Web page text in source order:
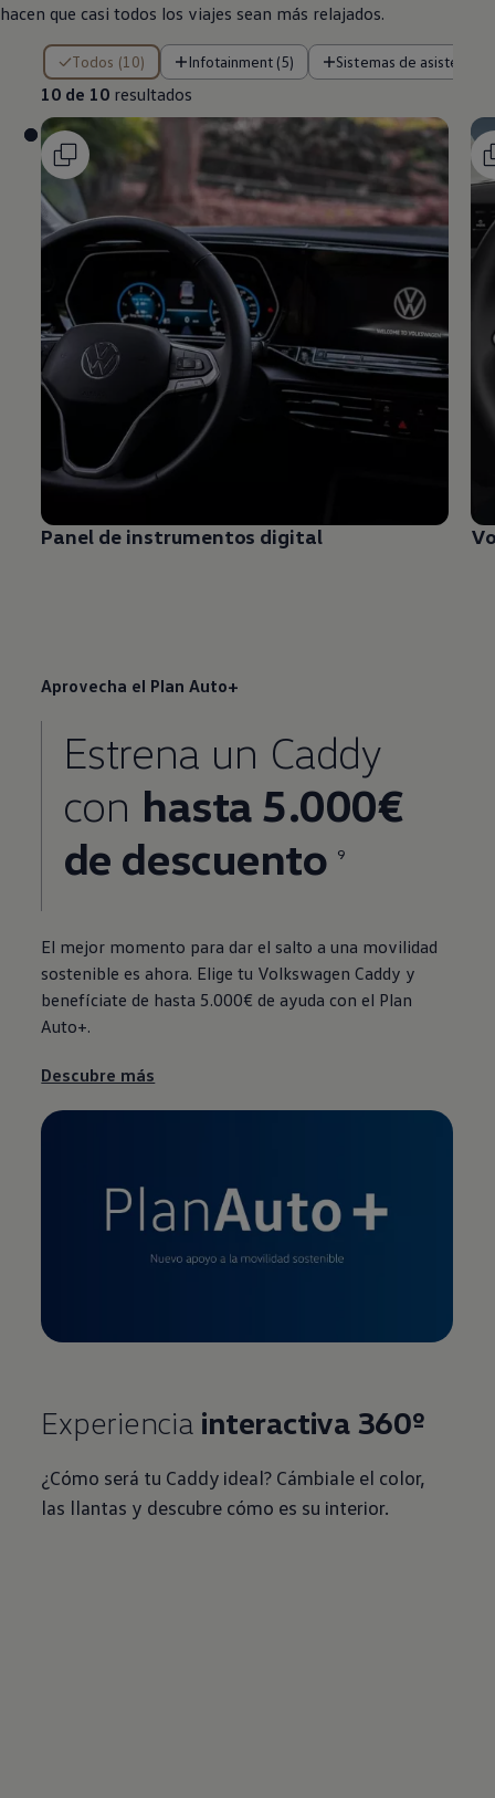
hacen que casi todos los viajes sean más relajados.
Todos (10) Infotainment (5) Sistemas de asistencia
10 de 10 resultados
10 de 10 resultados
Panel de instrumentos digital
Aprovecha el Plan Auto+
Estrena un Caddy
con hasta 5.000€
de descuento
9
El mejor momento para dar el salto a una movilidad
sostenible es ahora. Elige tu Volkswagen Caddy y
benefíciate de hasta 5.000€ de ayuda con el Plan
Auto+.
Descubre más
Experiencia interactiva 360º
¿Cómo será tu Caddy ideal? Cámbiale el color,
las llantas y descubre cómo es su interior.